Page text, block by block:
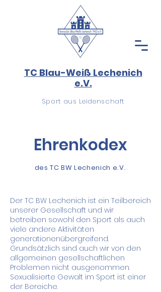
TC Blau-Weiß Lechenich
e.V.
Sport aus Leidenschaft
Ehrenkodex
des TC BW Lechenich e.V.
Der TC BW Lechenich ist ein Teilbereich
unserer Gesellschaft und wir
betreiben sowohl den Sport als auch
viele andere Aktivitäten
generationenübergreifend.
Grundsätzlich sind auch wir von den
allgemeinen gesellschaftlichen
Problemen nicht ausgenommen.
Sexualisierte Gewalt im Sport ist einer
der Bereiche.